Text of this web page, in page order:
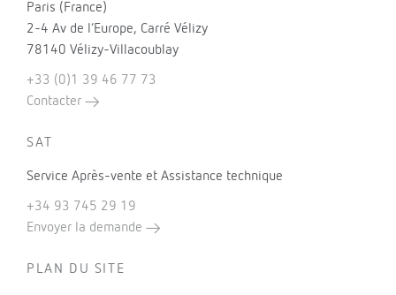
Paris (France)
2-4 Av de l’Europe, Carré Vélizy
78140 Vélizy-Villacoublay
+33 (0)1 39 46 77 73
Contacter
SAT
Service Après-vente et Assistance technique
+34 93 745 29 19
Envoyer la demande
PLAN DU SITE